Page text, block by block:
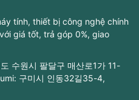
tính, thiết bị công nghệ chính
giá tốt, trả góp 0%, giao
수원시 팔달구 매산로1가 11-
구미시 인동32길35-4,